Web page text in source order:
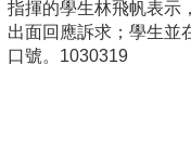
指揮的學生林飛帆表示
出面回應訴求；學生並
口號。1030319